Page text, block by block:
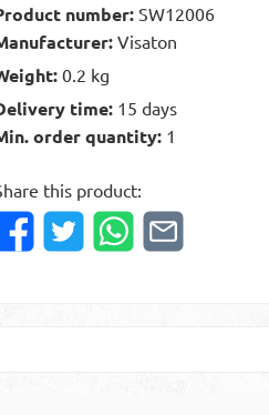
number:SW12006
Visaton
0.2 kg
time: 15 days
order quantity: 1
this product: